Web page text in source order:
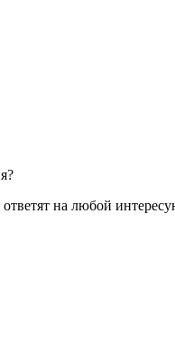
на любой